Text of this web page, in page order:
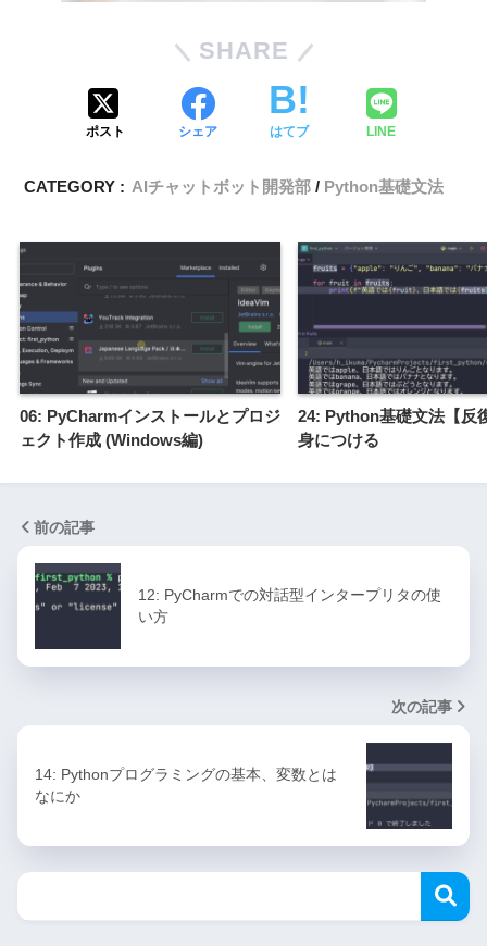
SHARE
ポスト シェア はてブ LINE
CATEGORY : AIチャットボット開発部 Python基礎文法
06: PyCharmインストールとプロジ
ェクト作成 (Windows編)
24: Python基礎文法【反
身につける
前の記事
12: PyCharmでの対話型インタープリタの使
い方
次の記事
14: Pythonプログラミングの基本、変数とは
なにか